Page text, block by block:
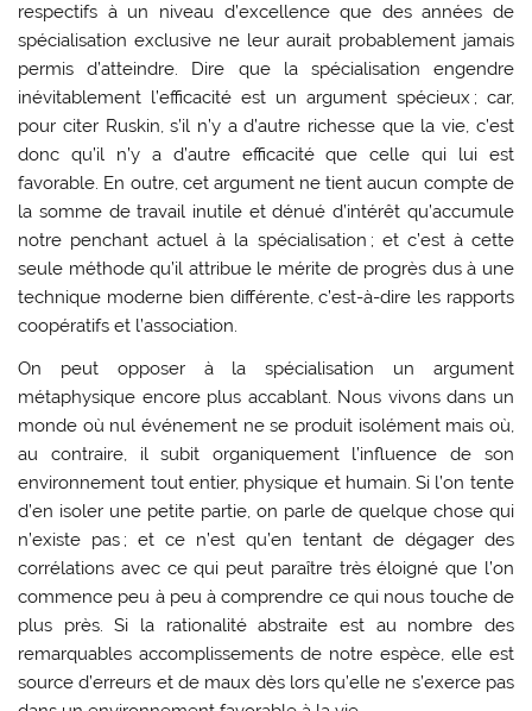
respectifs à un niveau d’excellence que des années de
spécialisation exclusive ne leur aurait probablement jamais
permis d’atteindre. Dire que la spécialisation engendre
inévitablement l’efficacité est un argument spécieux ; car,
pour citer Ruskin, s’il n’y a d’autre richesse que la vie, c’est
donc qu’il n’y a d’autre efficacité que celle qui lui est
favorable. En outre, cet argument ne tient aucun compte de
la somme de travail inutile et dénué d’intérêt qu’accumule
notre penchant actuel à la spécialisation ; et c’est à cette
seule méthode qu’il attribue le mérite de progrès dus à une
technique moderne bien différente, c’est-à-dire les rapports
coopératifs et l’association.
On peut opposer à la spécialisation un argument
métaphysique encore plus accablant. Nous vivons dans un
monde où nul événement ne se produit isolément mais où,
au contraire, il subit organiquement l’influence de son
environnement tout entier, physique et humain. Si l’on tente
d’en isoler une petite partie, on parle de quelque chose qui
n’existe pas ; et ce n’est qu’en tentant de dégager des
corrélations avec ce qui peut paraître très éloigné que l’on
commence peu à peu à comprendre ce qui nous touche de
plus près. Si la rationalité abstraite est au nombre des
remarquables accomplissements de notre espèce, elle est
source d’erreurs et de maux dès lors qu’elle ne s’exerce pas